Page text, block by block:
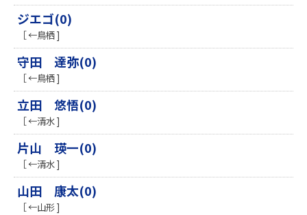
ジエゴ(0)
［ ←鳥栖 ]
守田 達弥(0)
［ ←鳥栖 ]
立田 悠悟(0)
［ ←清水 ]
片山 瑛一(0)
［ ←清水 ]
山田 康太(0)
［ ←山形 ]